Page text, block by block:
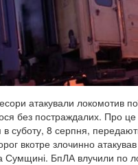
атакували локомотив
без постраждалих. Про
в суботу, 8 серпня,
вкотре злочинно
Сумщині. БпЛА влучили по